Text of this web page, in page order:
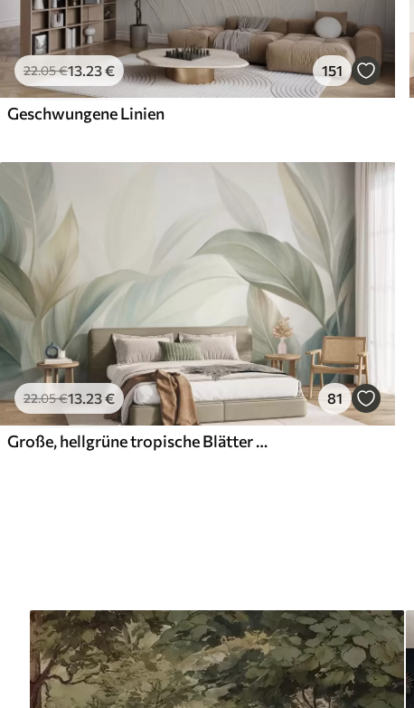
22.05€13 .23€ 151
Geschwungene Linien
22.05€13.23€ 81
Große, hellgrüne tropische Blätter in sanften Pastelltönen, strukturierte Kunst